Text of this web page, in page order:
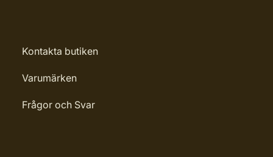
Kontakta butiken
Varumärken
Frågor och Svar